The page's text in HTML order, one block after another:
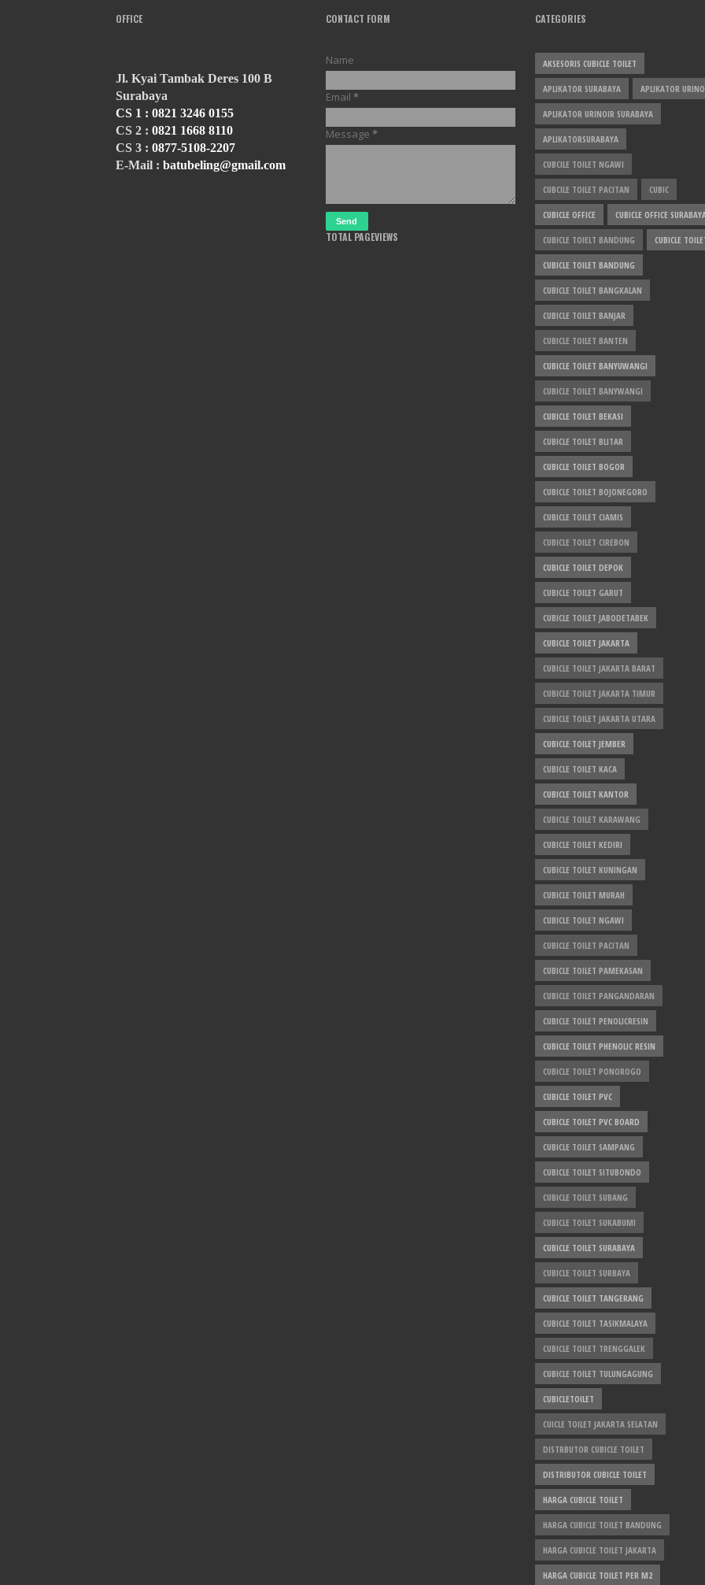
OFFICE
Jl. Kyai Tambak Deres 100 B
Surabaya
CS 1 : 0821 3246 0155
CS 2 : 0821 1668 8110
CS 3 : 0877-5108-2207
E-Mail : batubeling@gmail.com
CONTACT FORM
Name
Email *
Message *
TOTAL PAGEVIEWS
CATEGORIES
AKSESORIS CUBICLE TOILET
APLIKATOR SURABAYA APLIKATOR
APLIKATOR URINOIR SURABAYA
APLIKATORSURABAYA
CUBCILE TOILET NGAWI
CUBCILE TOILET PACITAN CUBIC
CUBICLE OFFICE CUBICLE OFFICE
CUBICLE TOIELT BANDUNG CUBICLE
CUBICLE TOILET BANDUNG
CUBICLE TOILET BANGKALAN
CUBICLE TOILET BANJAR
CUBICLE TOILET BANTEN
CUBICLE TOILET BANYUWANGI
CUBICLE TOILET BANYWANGI
CUBICLE TOILET BEKASI
CUBICLE TOILET BLITAR
CUBICLE TOILET BOGOR
CUBICLE TOILET BOJONEGORO
CUBICLE TOILET CIAMIS
CUBICLE TOILET CIREBON
CUBICLE TOILET DEPOK
CUBICLE TOILET GARUT
CUBICLE TOILET JABODETABEK
CUBICLE TOILET JAKARTA
CUBICLE TOILET JAKARTA BARAT
CUBICLE TOILET JAKARTA TIMUR
CUBICLE TOILET JAKARTA UTARA
CUBICLE TOILET JEMBER
CUBICLE TOILET KACA
CUBICLE TOILET KANTOR
CUBICLE TOILET KARAWANG
CUBICLE TOILET KEDIRI
CUBICLE TOILET KUNINGAN
CUBICLE TOILET MURAH
CUBICLE TOILET NGAWI
CUBICLE TOILET PACITAN
CUBICLE TOILET PAMEKASAN
CUBICLE TOILET PANGANDARAN
CUBICLE TOILET PENOLICRESIN
CUBICLE TOILET PHENOLIC RESIN
CUBICLE TOILET PONOROGO
CUBICLE TOILET PVC
CUBICLE TOILET PVC BOARD
CUBICLE TOILET SAMPANG
CUBICLE TOILET SITUBONDO
CUBICLE TOILET SUBANG
CUBICLE TOILET SUKABUMI
CUBICLE TOILET SURABAYA
CUBICLE TOILET SURBAYA
CUBICLE TOILET TANGERANG
CUBICLE TOILET TASIKMALAYA
CUBICLE TOILET TRENGGALEK
CUBICLE TOILET TULUNGAGUNG
CUBICLETOILET
CUICLE TOILET JAKARTA SELATAN
DISTRBUTOR CUBICLE TOILET
DISTRIBUTOR CUBICLE TOILET
HARGA CUBICLE TOILET
HARGA CUBICLE TOILET BANDUNG
HARGA CUBICLE TOILET JAKARTA
HARGA CUBICLE TOILET PER M2